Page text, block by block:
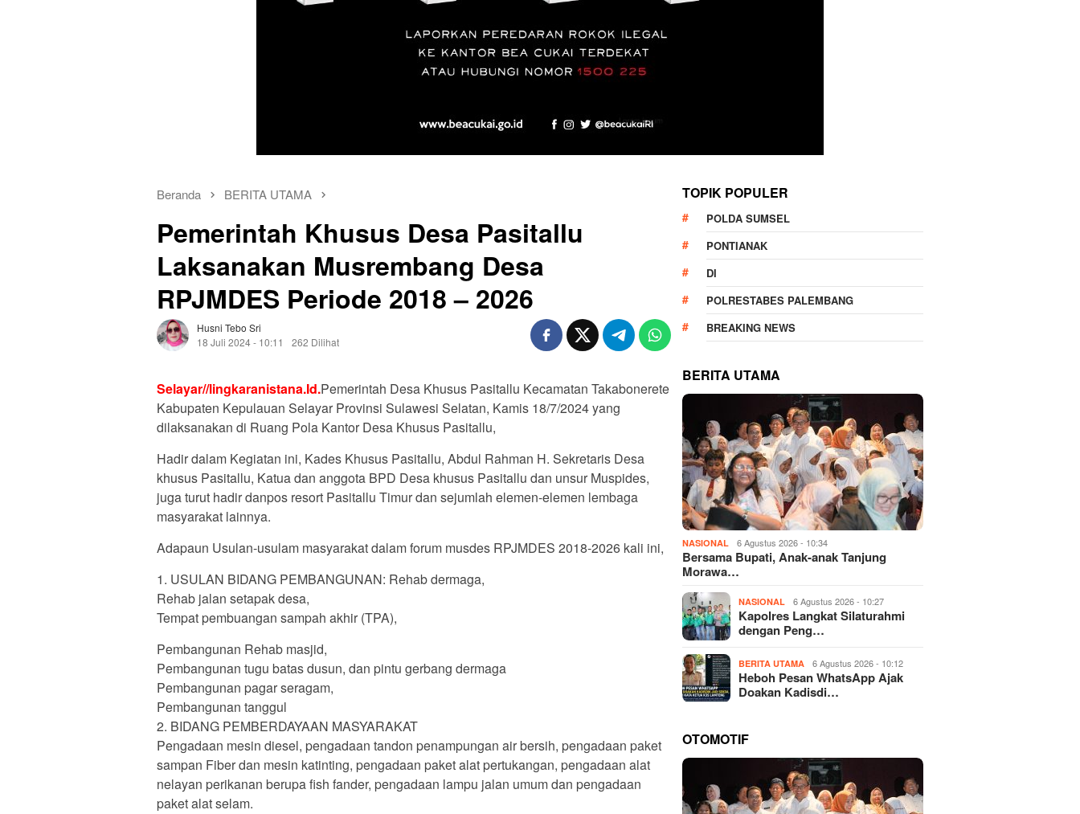
Beranda BERITA UTAMA
Pemerintah Khusus Desa Pasitallu
Laksanakan Musrembang Desa
RPJMDES Periode 2018 – 2026
Husni Tebo Sri
18 Juli 2024 - 10:11
262 Dilihat
Selayar//lingkaranistana.Id.Pemerintah Desa Khusus Pasitallu Kecamatan Takabonerete
Kabupaten Kepulauan Selayar Provinsi Sulawesi Selatan, Kamis 18/7/2024 yang
dilaksanakan di Ruang Pola Kantor Desa Khusus Pasitallu,
Hadir dalam Kegiatan ini, Kades Khusus Pasitallu, Abdul Rahman H. Sekretaris Desa
khusus Pasitallu, Katua dan anggota BPD Desa khusus Pasitallu dan unsur Muspides,
juga turut hadir danpos resort Pasitallu Timur dan sejumlah elemen-elemen lembaga
masyarakat lainnya.
Adapaun Usulan-usulam masyarakat dalam forum musdes RPJMDES 2018-2026 kali ini,
1. USULAN BIDANG PEMBANGUNAN: Rehab dermaga,
Rehab jalan setapak desa,
Tempat pembuangan sampah akhir (TPA),
Pembangunan Rehab masjid,
Pembangunan tugu batas dusun, dan pintu gerbang dermaga
Pembangunan pagar seragam,
Pembangunan tanggul
2. BIDANG PEMBERDAYAAN MASYARAKAT
Pengadaan mesin diesel, pengadaan tandon penampungan air bersih, pengadaan paket
sampan Fiber dan mesin katinting, pengadaan paket alat pertukangan, pengadaan alat
nelayan perikanan berupa fish fander, pengadaan lampu jalan umum dan pengadaan
paket alat selam.
TOPIK POPULER
POLDA SUMSEL
PONTIANAK
DI
POLRESTABES PALEMBANG
BREAKING NEWS
BERITA UTAMA
NASIONAL 6 Agustus 2026 - 10:34
Bersama Bupati, Anak-anak Tanjung
Morawa…
NASIONAL 6 Agustus 2026 - 10:27
Kapolres Langkat Silaturahmi
dengan Peng…
BERITA UTAMA 6 Agustus 2026 - 10:12
Heboh Pesan WhatsApp Ajak
Doakan Kadisdi…
OTOMOTIF